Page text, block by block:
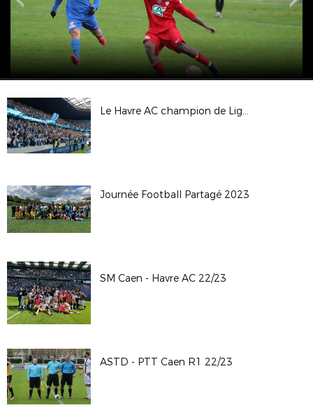
Le Havre AC champion de Ligue 2
Journée Football Partagé 2023
SM Caen - Havre AC 22/23
ASTD - PTT Caen R1 22/23